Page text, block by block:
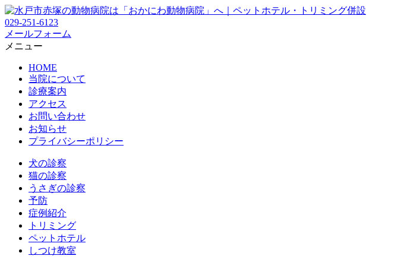
029-251-6123
メールフォーム
メニュー
HOME
当院について
診療案内
アクセス
お問い合わせ
お知らせ
プライバシーポリシー
犬の診察
猫の診察
うさぎの診察
予防
症例紹介
トリミング
ペットホテル
しつけ教室